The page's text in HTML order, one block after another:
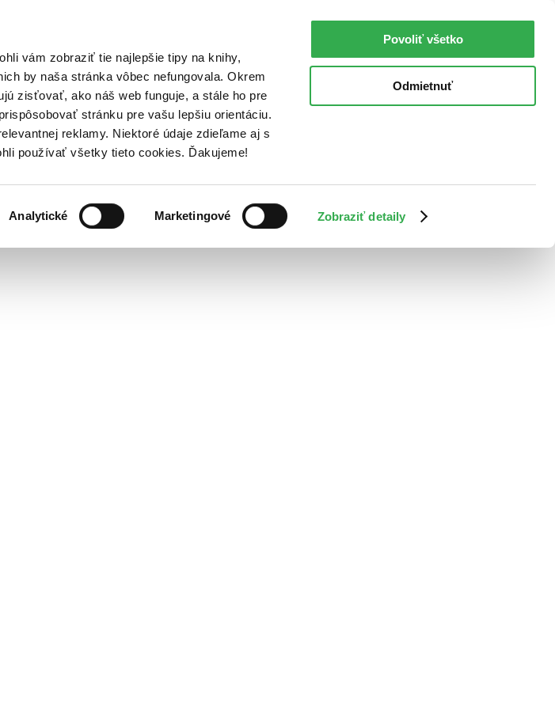
vám zobraziť tie najlepšie tipy na knihy,
by naša stránka vôbec nefungovala. Okrem
zisťovať, ako náš web funguje, a stále ho pre
stránku pre vašu lepšiu orientáciu.
reklamy. Niektoré údaje zdieľame aj s
používať všetky tieto cookies. Ďakujeme!
Analytické Marketingové Zobraziť detaily
Povoliť všetko
Odmietnuť